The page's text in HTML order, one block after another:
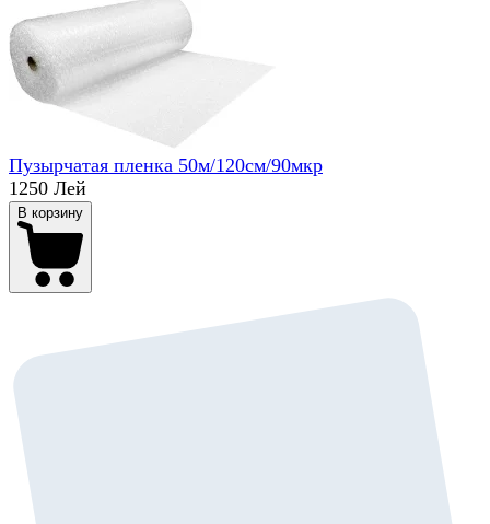
Пузырчатая пленка 50м/120см/90мкр
1250 Лей
В корзину